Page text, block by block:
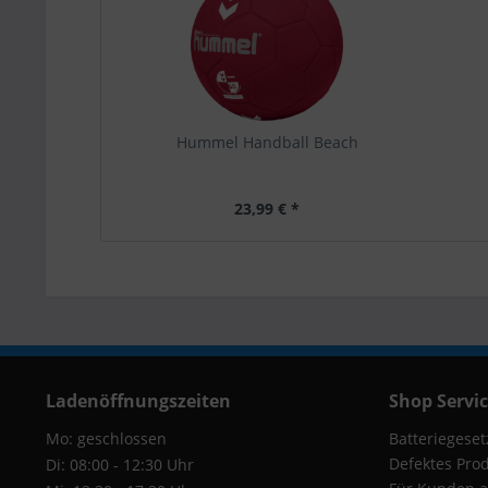
Hummel Handball Beach
23,99 € *
Ladenöffnungszeiten
Mo: geschlossen
Di: 08:00 - 12:30 Uhr
Shop
Defektes